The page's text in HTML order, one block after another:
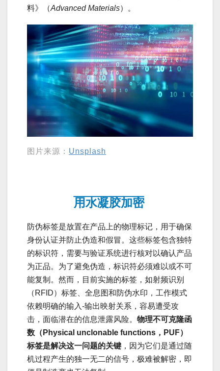
料》（Advanced Materials）。
图片来源： Unsplash
用水凝胶加密
防伪标签是放置在产品上的物理标记，用于确保
身份认证并防止伪造和假冒。这些标签包含独特
的标识符，需要与验证系统进行核对以确认产品
为正品。为了避免伪造，标识符必须难以或不可
能复制。然而，目前实施的标签，如射频识别
（RFID）标签、全息图和防伪水印，工作模式
依赖明确的输入-输出映射关系，容易遭受攻
击，面临潜在的信息泄露风险。 物理不可克隆函
数（Physical unclonable functions，PUF）
标签是解决这一问题的关键 ，因为它们是通过随
机过程产生的独一无二的信号，极难被解密，即